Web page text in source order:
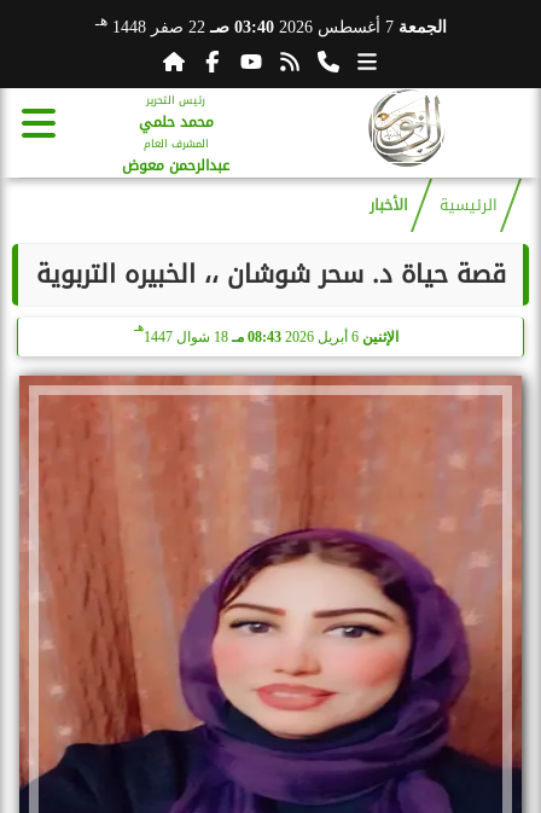
الجمعة 7 أغسطس 2026 03:40 صـ 22 صفر 1448 هـ
رئيس التحرير
محمد حلمي
المشرف العام
عبدالرحمن معوض
الرئيسية الأخبار
قصة حياة د. سحر شوشان ،، الخبيره التربوية
الإثنين 6 أبريل 2026 08:43 مـ 18 شوال 1447
هـ